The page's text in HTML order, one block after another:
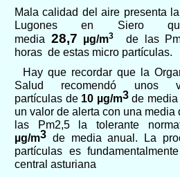
Mala calidad del aire presenta
Lugones en Siero
media 28,7 µg/m3
de las
horas de estas micro partículas.
Hay que recordar que la
Salud recomendó unos
partículas de 10 µg/m3 de
un valor de alerta con una media
las Pm2,5 la tolerante
µg/m3 de media anual. La
partículas es
central asturiana